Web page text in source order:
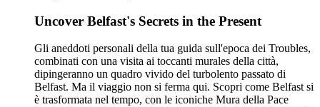
Uncover Belfast's Secrets in the Present
Gli aneddoti personali della tua guida sull'epoca dei Troubles,
combinati con una visita ai toccanti murales della città,
dipingeranno un quadro vivido del turbolento passato di
Belfast. Ma il viaggio non si ferma qui. Scopri come Belfast si
è trasformata nel tempo, con le iconiche Mura della Pace